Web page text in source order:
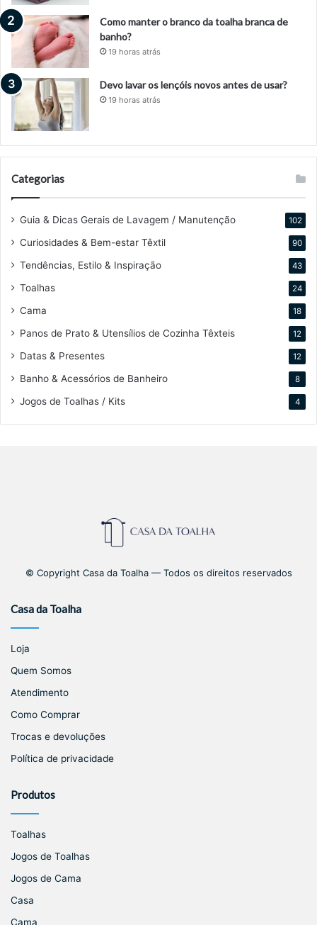
Como manter o branco da toalha branca de
banho?
19 horas atrás
Devo lavar os lençóis novos antes de usar?
19 horas atrás
Categorias
Guia & Dicas Gerais de Lavagem / Manutenção 102
Curiosidades & Bem-estar Têxtil 90
Tendências, Estilo & Inspiração 43
Toalhas 24
Cama 18
Panos de Prato & Utensílios de Cozinha Têxteis 12
Datas & Presentes 12
Banho & Acessórios de Banheiro 8
Jogos de Toalhas / Kits 4
© Copyright Casa da Toalha — Todos os direitos reservados
Casa da Toalha
Loja
Quem Somos
Atendimento
Como Comprar
Trocas e devoluções
Política de privacidade
Produtos
Toalhas
Jogos de Toalhas
Jogos de Cama
Casa
Cama